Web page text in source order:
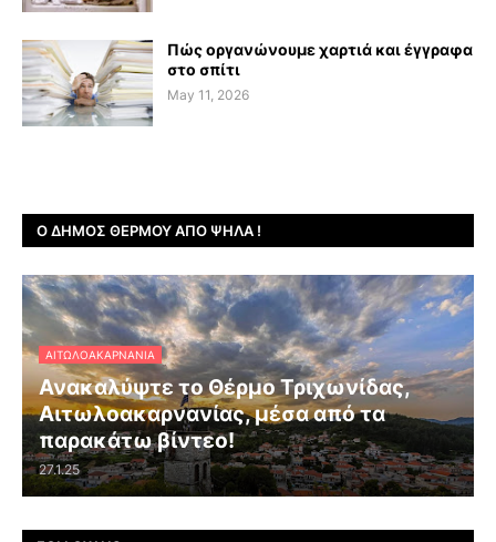
Πώς οργανώνουμε χαρτιά και έγγραφα
στο σπίτι
May 11, 2026
Ο ΔΉΜΟΣ ΘΈΡΜΟΥ ΑΠΌ ΨΗΛΆ !
ΑΙΤΩΛΟΑΚΑΡΝΑΝΊΑ
Ανακαλύψτε το Θέρμο Τριχωνίδας,
Αιτωλοακαρνανίας, μέσα από τα
παρακάτω βίντεο!
27.1.25